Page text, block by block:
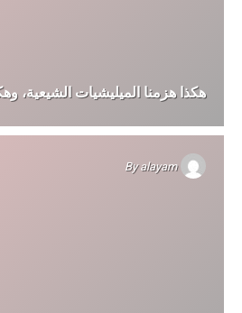
هكذا هزمنا الميليشيات الشيعية،
Byalayam